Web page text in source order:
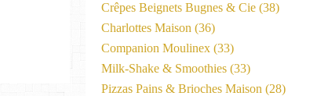
Crêpes Beignets Bugnes & Cie (38)
Charlottes Maison (36)
Companion Moulinex (33)
Milk-Shake & Smoothies (33)
Pizzas Pains & Brioches Maison (28)